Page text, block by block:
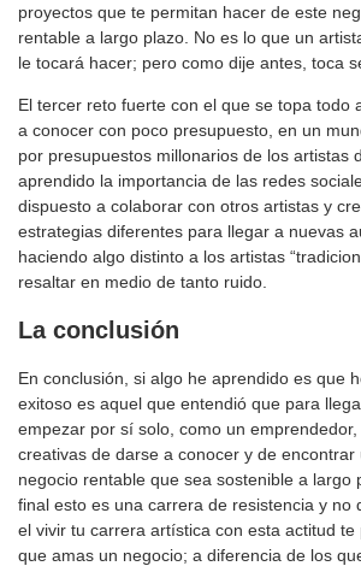
proyectos que te permitan hacer de este
rentable a largo plazo. No es lo que un
le tocará hacer; pero como dije antes, toca
El tercer reto fuerte con el que se topa todo
a conocer con poco presupuesto, en un
por presupuestos millonarios de los artistas
aprendido la importancia de las redes
dispuesto a colaborar con otros artistas y
estrategias diferentes para llegar a nuevas
haciendo algo distinto a los artistas
resaltar en medio de tanto ruido.
La conclusión
En conclusión, si algo he aprendido es que
exitoso es aquel que entendió que para
empezar por sí solo, como un
creativas de darse a conocer y de encontrar
negocio rentable que sea sostenible a
final esto es una carrera de resistencia y no
el vivir tu carrera artística con esta actitud
que amas un negocio; a diferencia de los